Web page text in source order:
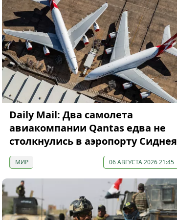
Daily Mail: Два самолета
авиакомпании Qantas едва не
столкнулись в аэропорту Сиднея
МИР 06 АВГУСТА 2026 21:45